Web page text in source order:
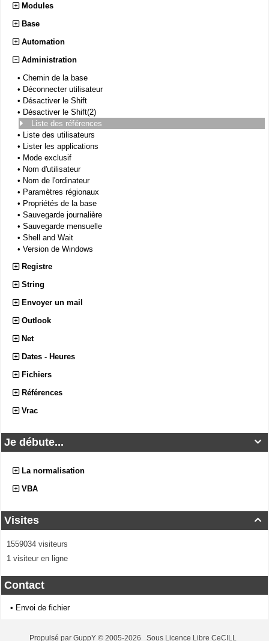
Modules
Base
Automation
Administration
• Chemin de la base
• Déconnecter utilisateur
• Désactiver le Shift
• Désactiver le Shift(2)
Liste des références
• Liste des utilisateurs
• Lister les applications
• Mode exclusif
• Nom d'utilisateur
• Nom de l'ordinateur
• Paramètres régionaux
• Propriétés de la base
• Sauvegarde journalière
• Sauvegarde mensuelle
• Shell and Wait
• Version de Windows
Registre
String
Envoyer un mail
Outlook
Net
Dates - Heures
Fichiers
Références
Vrac

Je débute...
La normalisation
VBA

Visites
1559034 visiteurs
1 visiteur en ligne
Contact
• Envoi de fichier
Propulsé par GuppY © 2005-2026 Sous Licence Libre CeCILL